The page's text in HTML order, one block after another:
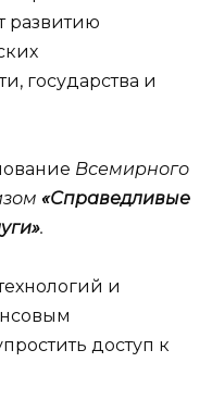
развитию
государства и
Всемирного
«Справедливые
.
и
доступ к